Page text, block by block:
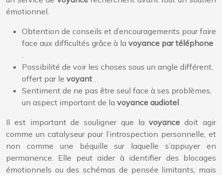
émotionnel.
Obtention de conseils et d’encouragements pour faire
face aux difficultés grâce à la voyance par téléphone
.
Possibilité de voir les choses sous un angle différent,
offert par le voyant .
Sentiment de ne pas être seul face à ses problèmes,
un aspect important de la voyance audiotel .
Il est important de souligner que lavoyancedoit agir
comme un catalyseur pour l’introspection personnelle, et
non comme une béquille sur laquelle s’appuyer en
permanence. Elle peut aider à identifier des blocages
émotionnels ou des schémas de pensée limitants, mais